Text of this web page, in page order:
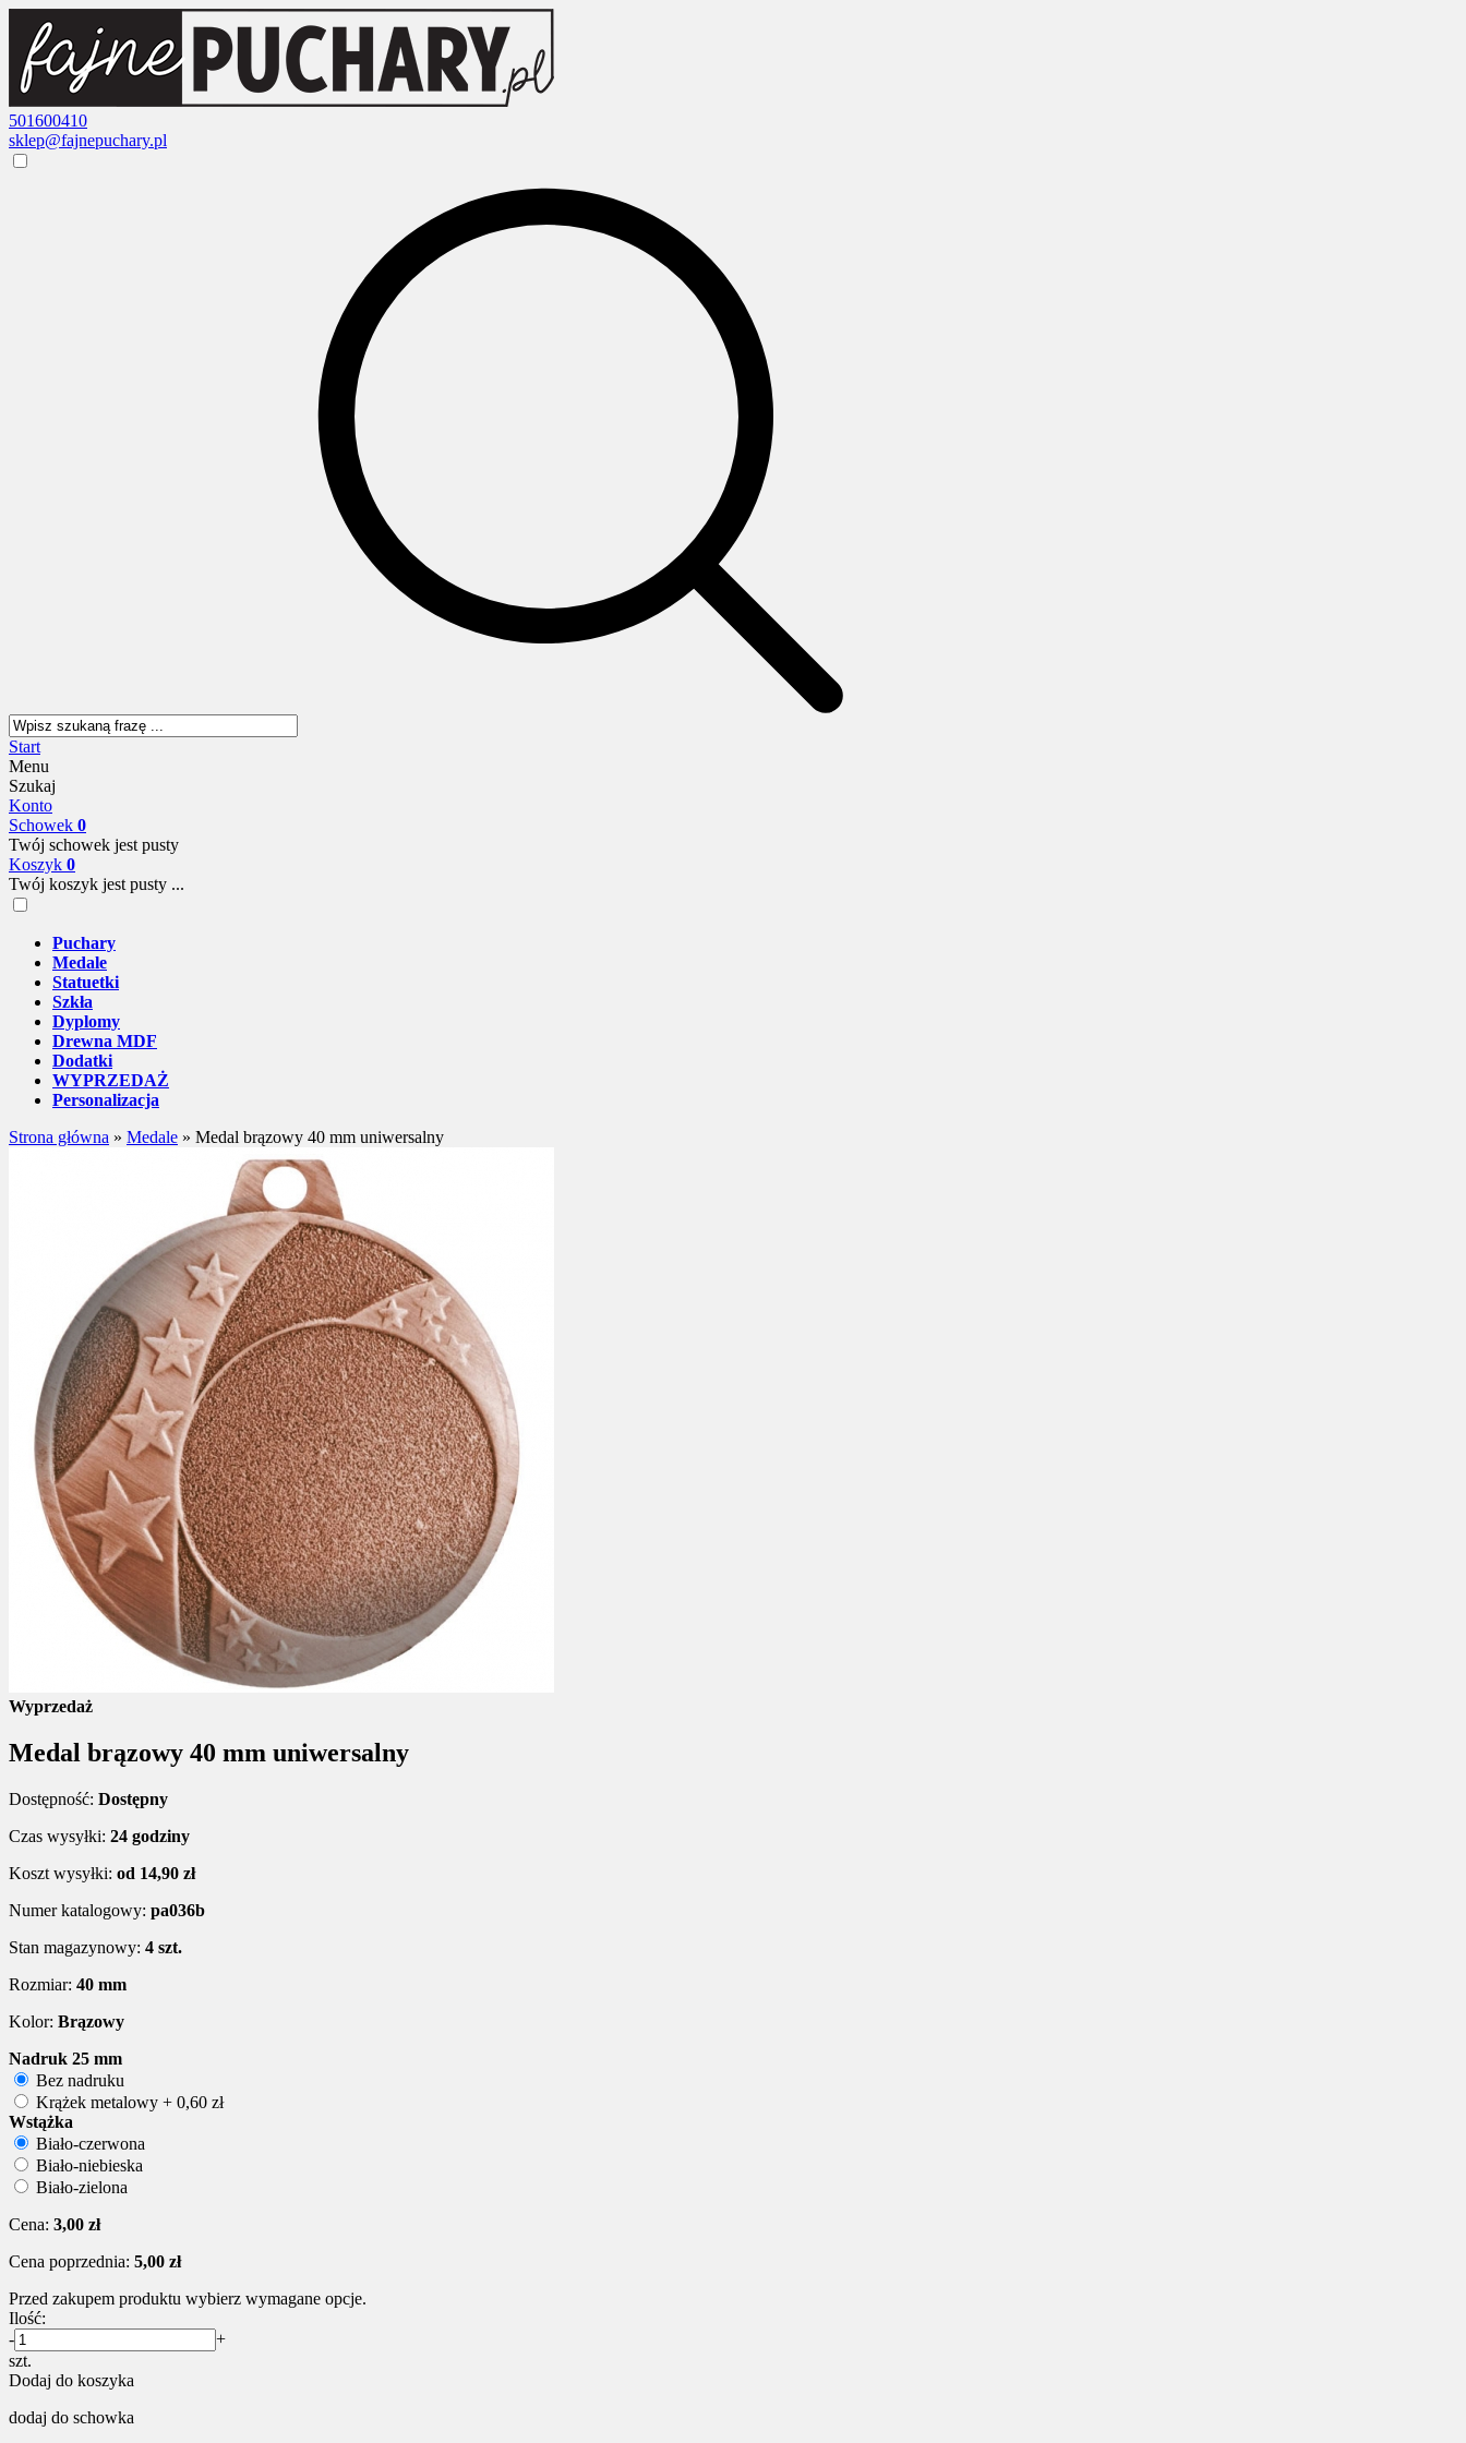
501600410
sklep@fajnepuchary.pl
Start
Menu
Szukaj
Konto
Schowek 0
Twój schowek jest pusty
Koszyk 0
Twój koszyk jest pusty ...
Puchary
Medale
Statuetki
Szkła
Dyplomy
Drewna MDF
Dodatki
WYPRZEDAŻ
Personalizacja
Strona główna » Medale » Medal brązowy 40 mm uniwersalny
Wyprzedaż
Medal brązowy 40 mm uniwersalny
Dostępność: Dostępny
Czas wysyłki: 24 godziny
Koszt wysyłki: od 14,90 zł
Numer katalogowy: pa036b
Stan magazynowy: 4 szt.
Rozmiar: 40 mm
Kolor: Brązowy
Nadruk 25 mm
Bez nadruku
Krążek metalowy + 0,60 zł
Wstążka
Biało-czerwona
Biało-niebieska
Biało-zielona
Cena: 3,00 zł
Cena poprzednia: 5,00 zł
Przed zakupem produktu wybierz wymagane opcje.
Ilość:
-
+
szt.
Dodaj do koszyka
dodaj do schowka